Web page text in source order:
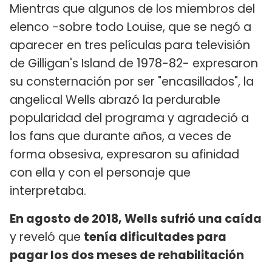
Mientras que algunos de los miembros del
elenco -sobre todo Louise, que se negó a
aparecer en tres películas para televisión
de Gilligan's Island de 1978-82- expresaron
su consternación por ser "encasillados", la
angelical Wells abrazó la perdurable
popularidad del programa y agradeció a
los fans que durante años, a veces de
forma obsesiva, expresaron su afinidad
con ella y con el personaje que
interpretaba.
En agosto de 2018, Wells sufrió una caída
y reveló que tenía dificultades para
pagar los dos meses de rehabilitación